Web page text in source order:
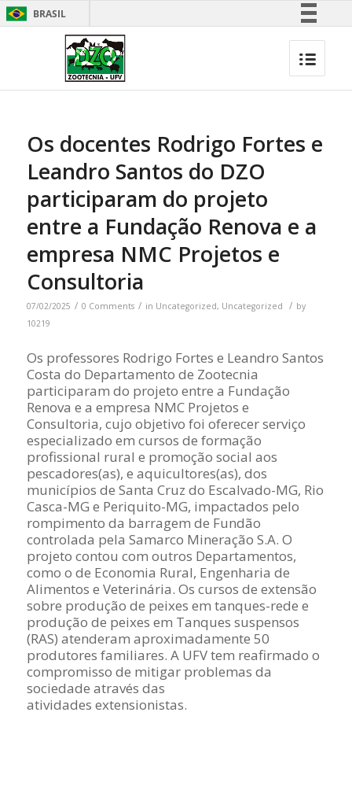
BRASIL
Os docentes Rodrigo Fortes e
Leandro Santos do DZO
participaram do projeto
entre a Fundação Renova e a
empresa NMC Projetos e
Consultoria
07/02/2025 / 0 Comments / in Uncategorized, Uncategorized / by
10219
Os professores Rodrigo Fortes e Leandro Santos
Costa do Departamento de Zootecnia
participaram do projeto entre a Fundação
Renova e a empresa NMC Projetos e
Consultoria, cujo objetivo foi oferecer serviço
especializado em cursos de formação
profissional rural e promoção social aos
pescadores(as), e aquicultores(as), dos
municípios de Santa Cruz do Escalvado-MG, Rio
Casca-MG e Periquito-MG, impactados pelo
rompimento da barragem de Fundão
controlada pela Samarco Mineração S.A. O
projeto contou com outros Departamentos,
como o de Economia Rural, Engenharia de
Alimentos e Veterinária. Os cursos de extensão
sobre produção de peixes em tanques-rede e
produção de peixes em Tanques suspensos
(RAS) atenderam aproximadamente 50
produtores familiares. A UFV tem reafirmado o
compromisso de mitigar problemas da
sociedade através das
atividades extensionistas.